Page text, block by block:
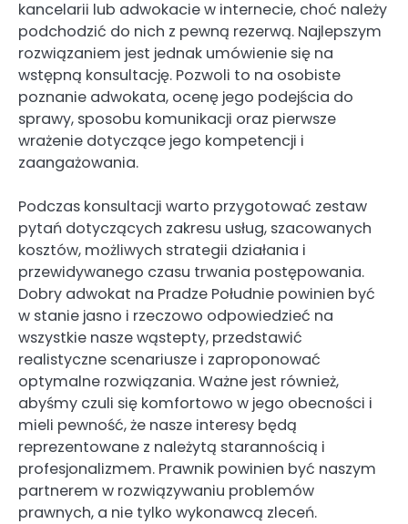
kancelarii lub adwokacie w internecie, choć należy
podchodzić do nich z pewną rezerwą. Najlepszym
rozwiązaniem jest jednak umówienie się na
wstępną konsultację. Pozwoli to na osobiste
poznanie adwokata, ocenę jego podejścia do
sprawy, sposobu komunikacji oraz pierwsze
wrażenie dotyczące jego kompetencji i
zaangażowania.
Podczas konsultacji warto przygotować zestaw
pytań dotyczących zakresu usług, szacowanych
kosztów, możliwych strategii działania i
przewidywanego czasu trwania postępowania.
Dobry adwokat na Pradze Południe powinien być
w stanie jasno i rzeczowo odpowiedzieć na
wszystkie nasze wąstepty, przedstawić
realistyczne scenariusze i zaproponować
optymalne rozwiązania. Ważne jest również,
abyśmy czuli się komfortowo w jego obecności i
mieli pewność, że nasze interesy będą
reprezentowane z należytą starannością i
profesjonalizmem. Prawnik powinien być naszym
partnerem w rozwiązywaniu problemów
prawnych, a nie tylko wykonawcą zleceń.